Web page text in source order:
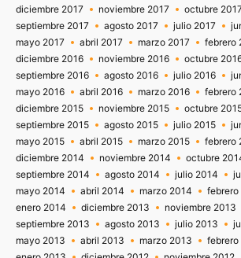
diciembre 2017
noviembre 2017
octubre
septiembre 2017
agosto 2017 julio 2017
mayo 2017
abril 2017 marzo 2017 febrero
diciembre 2016
noviembre 2016
octubre
septiembre 2016
agosto 2016 julio 2016
mayo 2016
abril 2016 marzo 2016 febrero
diciembre 2015
noviembre 2015
octubre
septiembre 2015
agosto 2015 julio 2015
mayo 2015
abril 2015 marzo 2015 febrero
diciembre 2014
noviembre 2014
octubre
septiembre 2014
agosto 2014 julio 2014
mayo 2014
abril 2014 marzo 2014
febrero
enero 2014
diciembre 2013 noviembre 2013
septiembre 2013
agosto 2013 julio 2013
mayo 2013
abril 2013 marzo 2013
febrero